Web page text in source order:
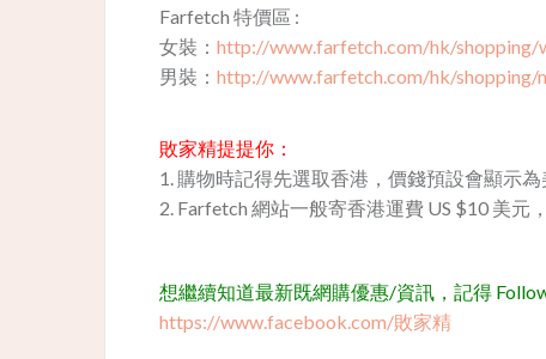
Farfetch 特價區 :
女裝： http://www.farfetch.com/hk/shopping/
男裝： http://www.farfetch.com/hk/shopping/
敗家精提提你：
1. 購物時記得先選取香港，價錢預設會顯示為
2. Farfetch 網站一般寄香港運費 US $10 美元
想繼續知道最新既網購優惠/資訊，記得
https://www.facebook.com/敗家精